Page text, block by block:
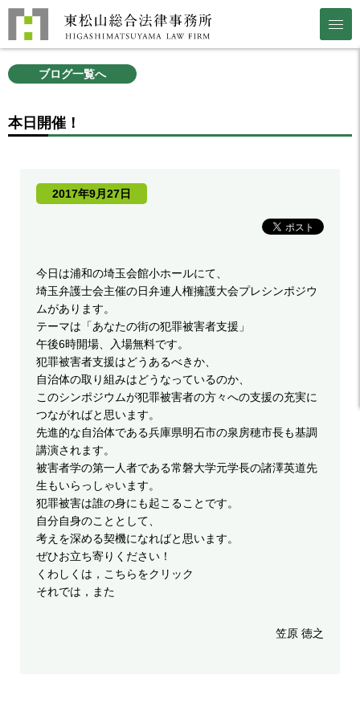
ブログ一覧へ
本日開催！
2017年9月27日
今日は浦和の埼玉会館小ホールにて、
埼玉弁護士会主催の日弁連人権擁護大会プレシンポジウ
ムがあります。
テーマは「あなたの街の犯罪被害者支援 」
午後6時開場、
入場無料です。
犯罪被害者支援はどうあるべきか、
自治体の取り組みはどうなっているのか、
このシンポジウムが犯罪被害者の方々への支援の充実に
つながればと思います。
先進的な自治体である兵庫県明石市の泉房穂市長も基調
講演されます。
被害者学の第一人者である常磐大学元学長の諸澤英道先
生もいらっしゃいます。
犯罪被害は誰の身にも起こることです。
自分自身のこととして、
考えを深める契機になればと思います。
ぜひお立ち寄りください！
くわしくは， こちらをクリック
それでは，また
笠原 徳之